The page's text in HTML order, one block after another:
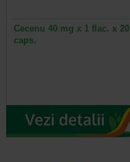
Cecenu 40 mg x 1 flac. x 20
caps.